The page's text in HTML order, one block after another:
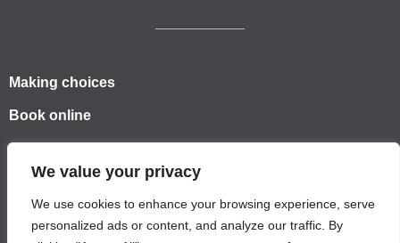
We value your privacy
We use cookies to enhance your browsing experience, serve
personalized ads or content, and analyze our traffic. By
Making choices
Book online
Sessions/Pricing
Directions